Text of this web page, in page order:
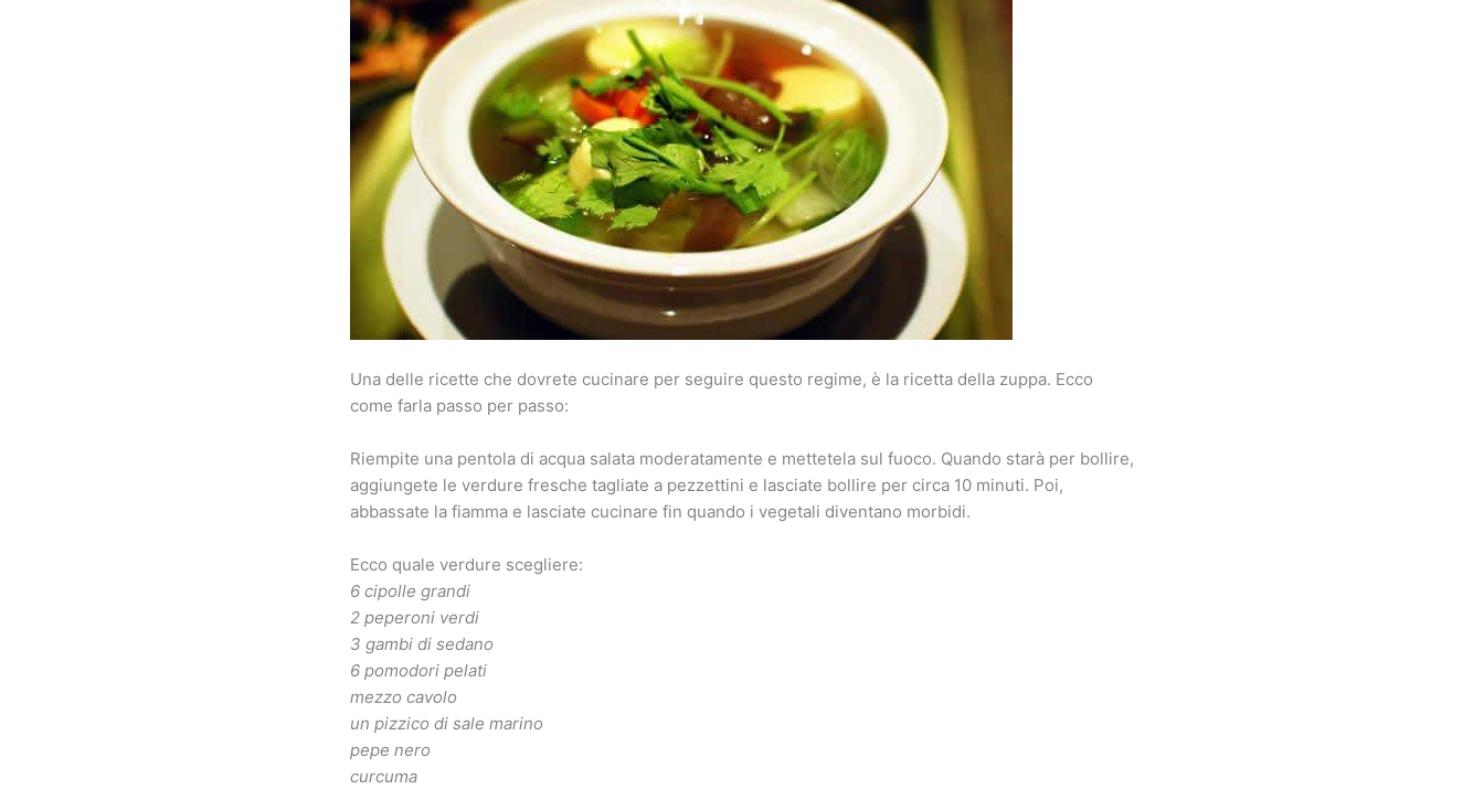
Una delle ricette che dovrete cucinare per seguire questo regime, è la ricetta della zuppa. Ecco
come farla passo per passo:
Riempite una pentola di acqua salata moderatamente e mettetela sul fuoco. Quando starà per bollire,
aggiungete le verdure fresche tagliate a pezzettini e lasciate bollire per circa 10 minuti. Poi,
abbassate la fiamma e lasciate cucinare fin quando i vegetali diventano morbidi.
Ecco quale verdure scegliere:
6 cipolle grandi
2 peperoni verdi
3 gambi di sedano
6 pomodori pelati
mezzo cavolo
un pizzico di sale marino
pepe nero
curcuma